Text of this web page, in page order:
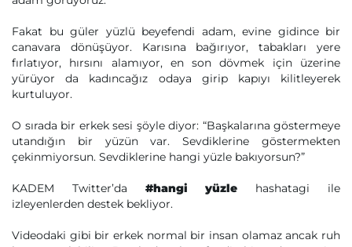
Fakat bu güler yüzlü beyefendi adam, evine gidince bir
canavara dönüşüyor. Karısına bağırıyor, tabakları yere
fırlatıyor, hırsını alamıyor, en son dövmek için üzerine
yürüyor da kadıncağız odaya girip kapıyı kilitleyerek
kurtuluyor.
O sırada bir erkek sesi şöyle diyor: “Başkalarına göstermeye
utandığın bir yüzün var. Sevdiklerine göstermekten
çekinmiyorsun. Sevdiklerine hangi yüzle bakıyorsun?”
KADEM Twitter’da #hangi yüzle hashatagi ile
izleyenlerden destek bekliyor.
Videodaki gibi bir erkek normal bir insan olamaz ancak ruh